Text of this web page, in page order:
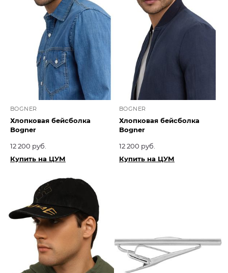
BOGNER
Хлопковая бейсболка
Bogner
12 200 руб.
Купить на ЦУМ
BOGNER
Хлопковая бейсболка
Bogner
12 200 руб.
Купить на ЦУМ